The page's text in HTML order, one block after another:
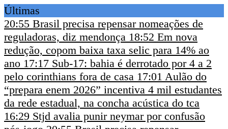
Últimas
20:55 Brasil precisa repensar nomeações de
reguladoras, diz mendonça 18:52 Em nova
redução, copom baixa taxa selic para 14% ao
ano 17:17 Sub-17: bahia é derrotado por 4 a 2
pelo corinthians fora de casa 17:01 Aulão do
“prepara enem 2026” incentiva 4 mil estudantes
da rede estadual, na concha acústica do tca
16:29 Stjd avalia punir neymar por confusão